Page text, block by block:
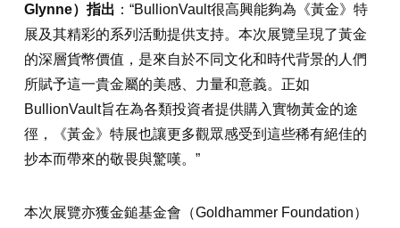
Glynne）指出 ：“BullionVault很高興能夠為《黃金》特
展及其精彩的系列活動提供支持。本次展覽呈現了黃金
的深層貨幣價值，是來自於不同文化和時代背景的人們
所賦予這一貴金屬的美感、力量和意義。正如
BullionVault旨在為各類投資者提供購入實物黃金的途
徑，《黃金》特展也讓更多觀眾感受到這些稀有絕佳的
抄本而帶來的敬畏與驚嘆。”
本次展覽亦獲金鎚基金會（Goldhammer Foundation）